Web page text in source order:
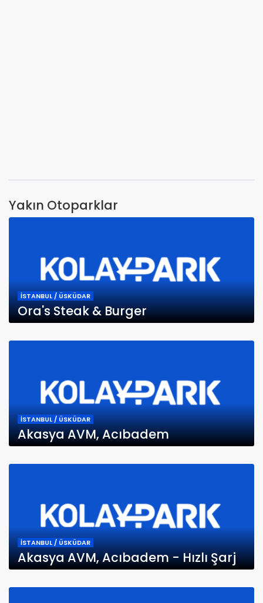
Yakın Otoparklar
İSTANBUL / ÜSKÜDAR
Ora's Steak & Burger
İSTANBUL / ÜSKÜDAR
Akasya AVM, Acıbadem
İSTANBUL / ÜSKÜDAR
Akasya AVM, Acıbadem - Hızlı Şarj